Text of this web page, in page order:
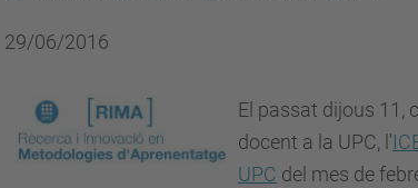
29/06/2016
El passat dijous 11,
docent a la UPC, l'
UPC del mes de